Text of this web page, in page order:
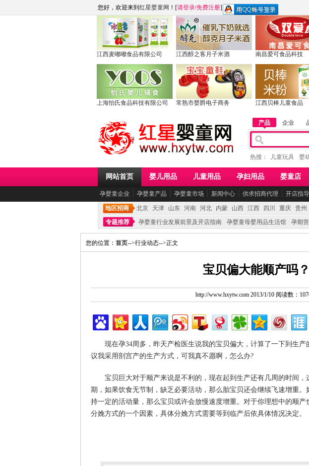
您好，欢迎来到 红星婴童网 ！[请登录/免费注册]
江西麦嘟嘟食品有限公司 江西醇之客月子米酒 南昌爱可食品科技
上海怡氏食品科技有限公司 常熟市婴爵电子商务 江西贝棒儿童食品
产品 企业
热搜： 儿童玩具 婴
网站首页 婴儿用品 儿童用品 孕妇用品 婴童店
孕婴童企业 ┆ 孕婴童产品 ┆ 孕婴童市场 ┆ 新闻中心 ┆ 供求招商代理 ┆ 开店指导
地区招商 北京 天津 山东 河南 河北 内蒙 山西 江西 四川 重庆 贵州
专题推荐
孕婴童行业发展前景及开店指南 孕婴童母婴用品生活馆 孕期
您的位置： 首页-->行业动态-->正文
宝贝偏大能顺产吗？
http://www.hxytw.com 2013/1/10 阅读数：
现在孕34周多，昨天产检医生说我的宝贝偏大，计算了一下到生产
议我采用剖宫产的生产方式，可我真不愿啊，怎么办?
宝贝巨大对于顺产来说是不利的，现在起到生产还有几周的时间，
期，如果饮食无节制，缺乏必要活动，那么胎宝贝还会继续飞速增重
持一定的活动量，那么宝贝或许会放慢速度增重。对于你理想中的顺
分娩方式的一个因素，具体分娩方式需要等到临产后依具体情况决定。